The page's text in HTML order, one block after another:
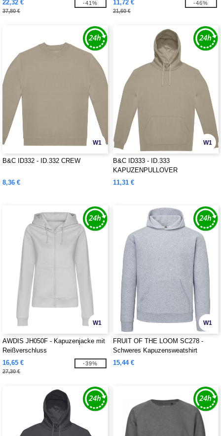
22,32 €
37,80 €
-41% 11,72 €
21,60 €
-46%
W1
B&C ID332 - ID.332 CREW
8,36 €
W1
B&C ID333 - ID.333
KAPUZENPULLOVER
11,31 €
W1
AWDIS JH050F - Kapuzenjacke mit
Reißverschluss
16,65 €
27,30 €
-39%
W1
FRUIT OF THE LOOM SC278 -
Schweres Kapuzensweatshirt
15,44 €